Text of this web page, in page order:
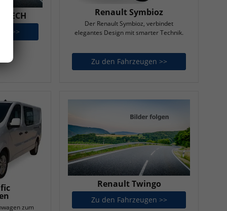
TECH
>> Renault Scenic E-TECH
Renault Symbioz
Der Renault Symbioz, verbindet
elegantes Design mit smarter Technik.
Zu den Fahrzeugen >>
zum
Renault Twingo
Zu den Fahrzeugen >>